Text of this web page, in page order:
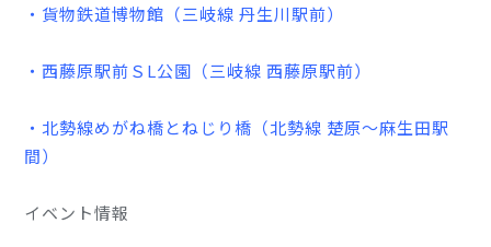
・貨物鉄道博物館（三岐線 丹生川駅前）
・西藤原駅前ＳL公園（三岐線 西藤原駅前）
・北勢線めがね橋とねじり橋（北勢線 楚原～麻生田駅
間）
イベント情報